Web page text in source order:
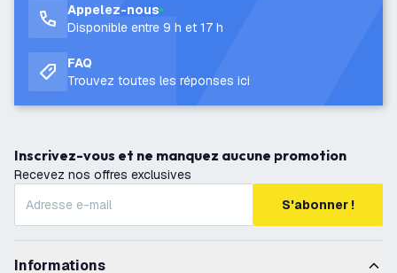
Appelez-nous
Disponible entre 9 h et 17 h
FAQ
Trouvez toutes les réponses ici
Inscrivez-vous et ne manquez aucune promotion
Recevez nos offres exclusives
S'abonner !
Informations